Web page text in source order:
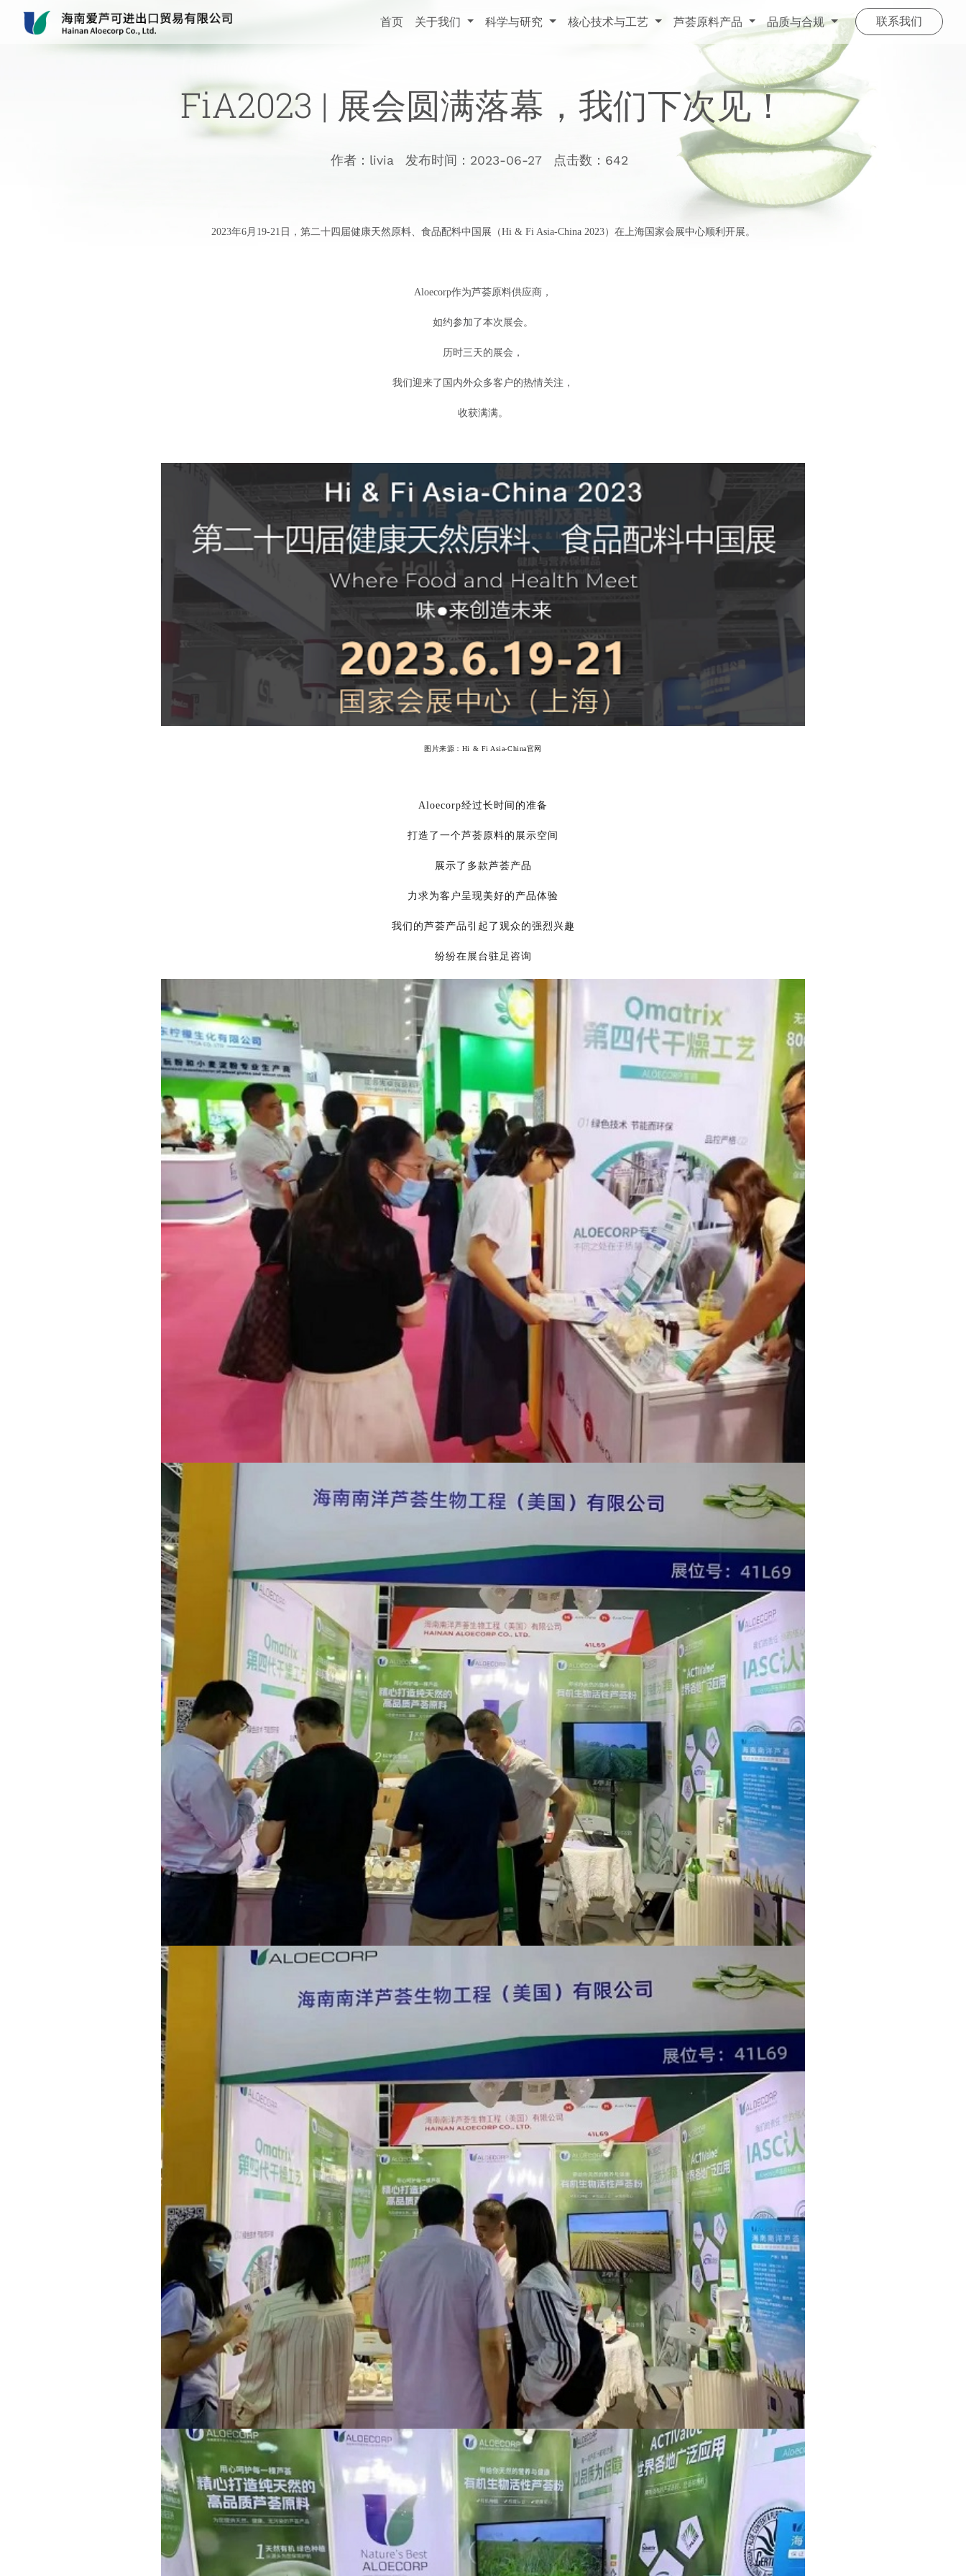
首页 关于我们 科学与研究 核心技术与工艺 芦荟原料产品 品质与合规 联系我们
FiA2023 | 展会圆满落幕，我们下次见！
作者：livia 发布时间：2023-06-27 点击数： 642
2023年6月19-21日，第二十四届健康天然原料、食品配料中国展（Hi & Fi Asia-China 2023）在上海国家会展中心顺利开展。
Aloecorp作为芦荟原料供应商，
如约参加了本次展会。
历时三天的展会，
我们迎来了国内外众多客户的热情关注，
收获满满。
图片来源： Hi & Fi Asia-China官网
Aloecorp经过长时间的准备
打造了一个芦荟原料的展示空间
展示了多款芦荟产品
力求为客户呈现美好的产品体验
我们的芦荟产品引起了观众的强烈兴趣
纷纷在展台驻足咨询